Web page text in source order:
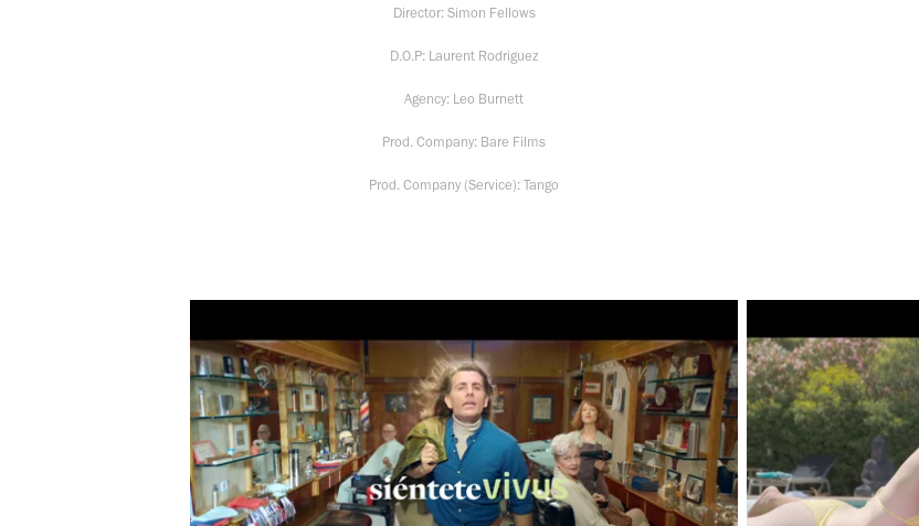
Director: Simon Fellows
D.O.P: Laurent Rodriguez
Agency: Leo Burnett
Prod. Company: Bare Films
Prod. Company (Service): Tango